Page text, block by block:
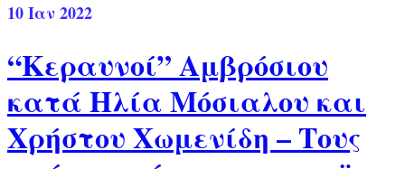
10Ιαν 2022
“Κεραυνοί” Αμβρόσιου
κατά Ηλία Μόσιαλου και
Χρήστου Χωμενίδη – Τους